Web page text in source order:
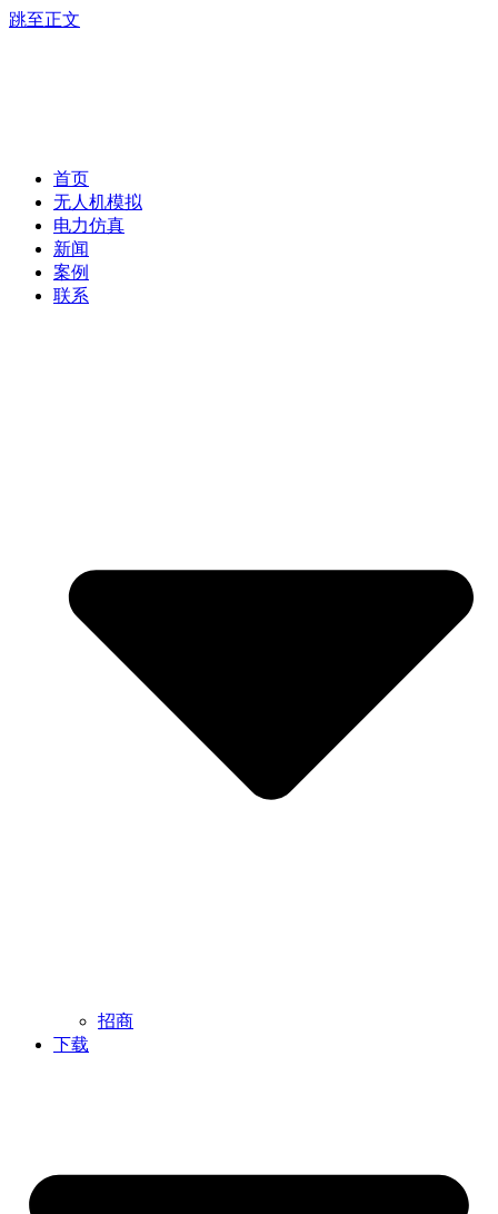
跳至正文
首页
无人机模拟
电力仿真
新闻
案例
联系
招商
下载